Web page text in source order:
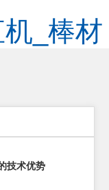
_棒材
直机
技术优势